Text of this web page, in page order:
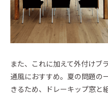
また、これに加えて外付けブ
通風におすすめ。夏の問題の
きるため、ドレーキップ窓と